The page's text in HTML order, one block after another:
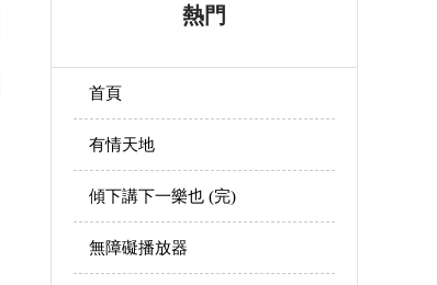
熱門
首頁
有情天地
傾下講下一樂也 (完)
無障礙播放器